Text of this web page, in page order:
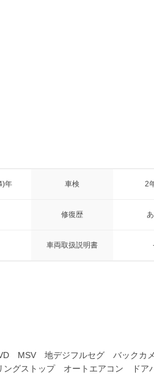
年 車検 2
修復歴
車両取扱説明書
MSV 地デジフルセグ バックカ
ングストップ オートエアコン ド